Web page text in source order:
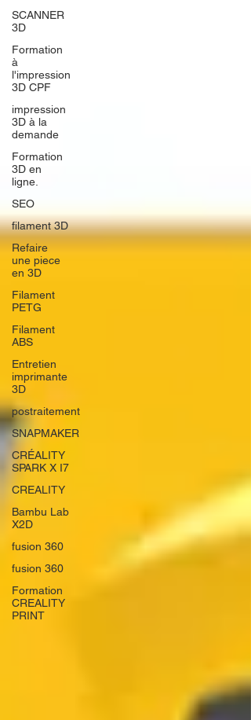
SCANNER
3D
Formation
à
l'impression
3D CPF
impression
3D à la
demande
Formation
3D en
ligne.
SEO
filament 3D
Refaire
une piece
en 3D
Filament
PETG
Filament
ABS
Entretien
imprimante
3D
postraitement
SNAPMAKER
CRÉALITY
SPARK X I7
CREALITY
Bambu Lab
X2D
fusion 360
fusion 360
Formation
CREALITY
PRINT